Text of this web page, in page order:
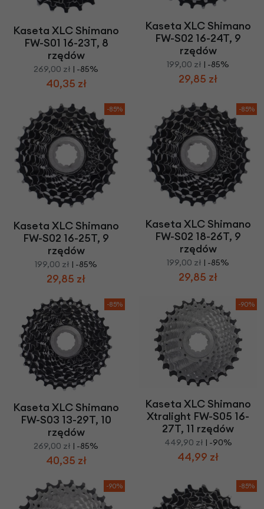
Kaseta XLC Shimano
FW-S01 16-23T, 8
rzędów
269,00 zł | -85%
40,35 zł
Kaseta XLC Shimano
FW-S02 16-24T, 9
rzędów
199,00 zł | -85%
29,85 zł
-85%
Kaseta XLC Shimano
FW-S02 16-25T, 9
rzędów
199,00 zł | -85%
29,85 zł
-85%
Kaseta XLC Shimano
FW-S02 18-26T, 9
rzędów
199,00 zł | -85%
29,85 zł
-85%
Kaseta XLC Shimano
FW-S03 13-29T, 10
rzędów
269,00 zł | -85%
40,35 zł
-90%
Kaseta XLC Shimano
Xtralight FW-S05 16-
27T, 11 rzędów
449,90 zł | -90%
44,99 zł
-90% -85%